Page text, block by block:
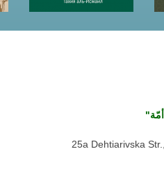
25a Dehtiarivska